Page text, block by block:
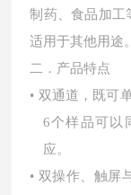
制药、食品加工
适用于其他⽤途。
二．产品特点
• 双通道，既可
6个样品可以
应。
• 双操作、触屏